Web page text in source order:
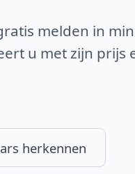
melden in
u met zijn prijs
herkennen